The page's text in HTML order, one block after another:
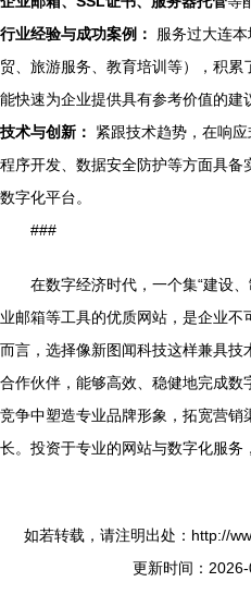
行业经验与成功案例：
服务过大连
贸、旅游服务、教育培训等），积累
能快速为企业提供具有参考价值的建
技术与创新：
紧跟技术趋势，在响
程序开发、数据安全防护等方面具
数字化平台。
###
在数字经济时代，一个集“建设
业邮箱等工具的优质网站，是企业
而言，选择像新图闻科技这样兼具
合作伙伴，能够高效、稳健地完成
竞争中塑造专业品牌形象，拓宽营
长。投资于专业的网站与数字化服务
如若转载，请注明出处：http://
更新时间：